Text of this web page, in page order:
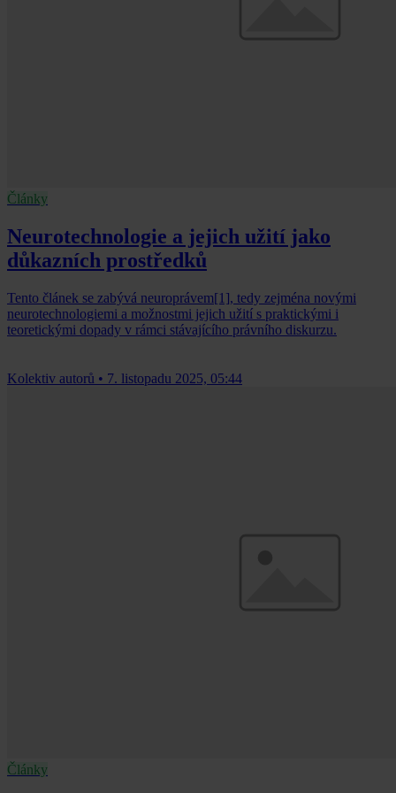
Články
Neurotechnologie a jejich užití jako
důkazních prostředků
Tento článek se zabývá neuroprávem[1], tedy zejména novými
neurotechnologiemi a možnostmi jejich užití s praktickými i
teoretickými dopady v rámci stávajícího právního diskurzu.
Kolektiv autorů • 7. listopadu 2025, 05:44
Články